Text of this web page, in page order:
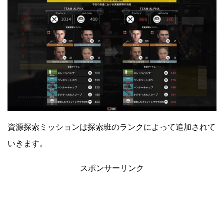
資源探索ミッションは探索班のランクによって追加されて
いきます。
スポンサーリンク